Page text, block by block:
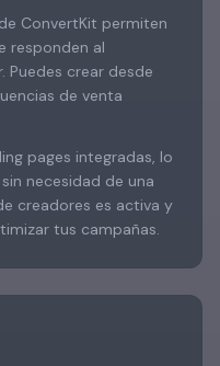
ConvertKit permiten
responden al
crear desde
de venta
pages integradas, lo
necesidad de una
creadores es activa y
tus campañas.